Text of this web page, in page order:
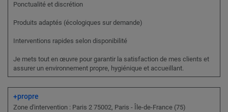
Ponctualité et discrétion
Produits adaptés (écologiques sur demande)
Interventions rapides selon disponibilité
Je mets tout en œuvre pour garantir la satisfaction de mes clients et
assurer un environnement propre, hygiénique et accueillant.
+propre
Zone d'intervention : Paris 2 75002, Paris - Île-de-France (75)